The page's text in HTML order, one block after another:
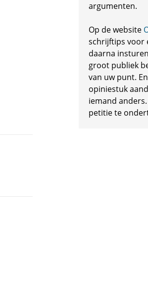
argumenten.
Op de website
schrijftips voor
daarna
groot publiek
van uw punt.
opiniestuk
iemand
petitie te